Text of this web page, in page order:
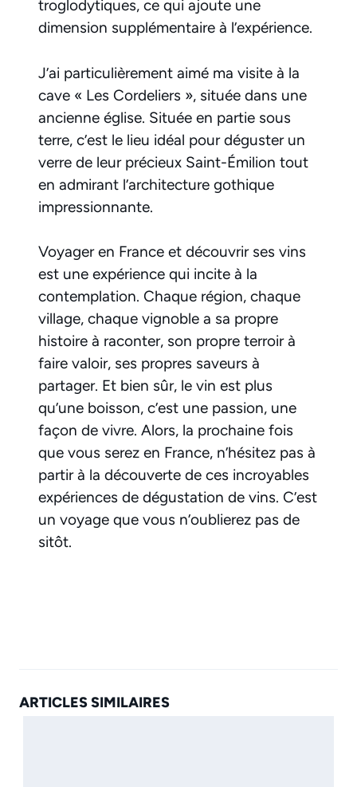
troglodytiques, ce qui ajoute une
dimension supplémentaire à l’expérience.
J’ai particulièrement aimé ma visite à la
cave « Les Cordeliers », située dans une
ancienne église. Située en partie sous
terre, c’est le lieu idéal pour déguster un
verre de leur précieux Saint-Émilion tout
en admirant l’architecture gothique
impressionnante.
Voyager en France et découvrir ses vins
est une expérience qui incite à la
contemplation. Chaque région, chaque
village, chaque vignoble a sa propre
histoire à raconter, son propre terroir à
faire valoir, ses propres saveurs à
partager. Et bien sûr, le vin est plus
qu’une boisson, c’est une passion, une
façon de vivre. Alors, la prochaine fois
que vous serez en France, n’hésitez pas à
partir à la découverte de ces incroyables
expériences de dégustation de vins. C’est
un voyage que vous n’oublierez pas de
sitôt.
ARTICLES SIMILAIRES